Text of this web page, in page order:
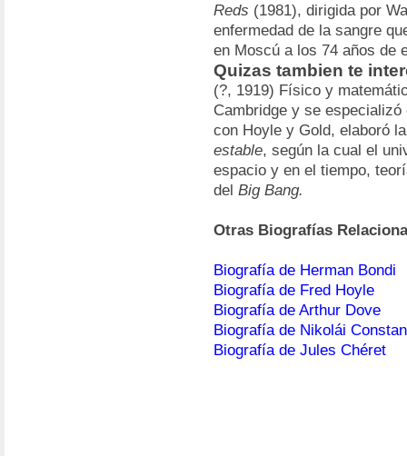
Reds (1981), dirigida por
enfermedad de la sangre
en Moscú a los 74 años de
Quizas tambien te
(?, 1919) Físico y
Cambridge y se
con Hoyle y Gold, elaboró
estable, según la cual el
espacio y en el tiempo,
del Big Bang.
Otras Biografías
Biografía de Herman Bondi
Biografía de Fred Hoyle
Biografía de Arthur Dove
Biografía de Nikolái
Biografía de Jules Chéret